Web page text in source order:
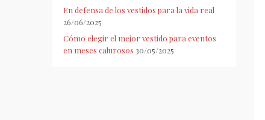
En defensa de los vestidos para la vida real
26/06/2025
Cómo elegir el mejor vestido para eventos
en meses calurosos 30/05/2025